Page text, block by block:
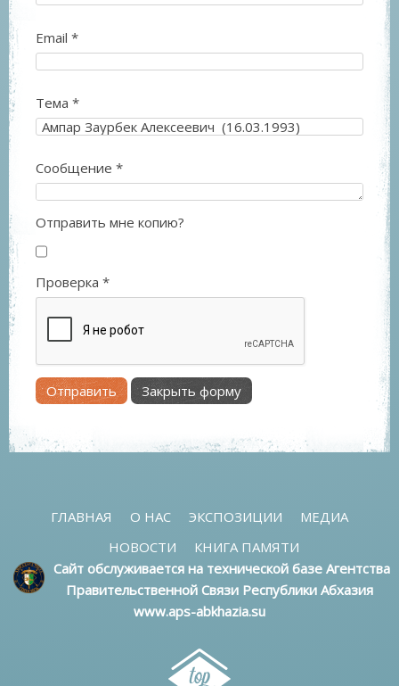
Email *
Тема *
Сообщение *
Отправить мне копию?
Проверка *
Отправить Закрыть форму
ГЛАВНАЯ О НАС ЭКСПОЗИЦИИ
МЕДИА
НОВОСТИ
КНИГА ПАМЯТИ
Сайт обслуживается на технической базе Агентства
Правительственной Связи Республики Абхазия
www.aps-abkhazia.su